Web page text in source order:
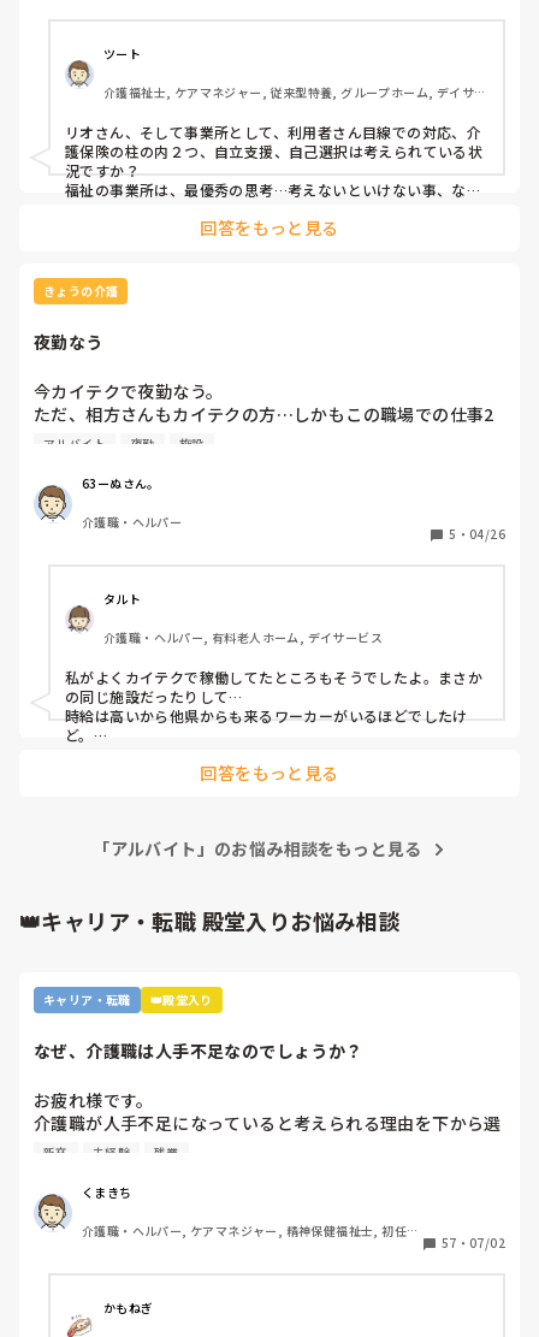
コソコソ帰ってたし、大丈夫かな～って思ってたけど🤪
バイト募集と明け休みが被らんければ普通に休むし
予定ある日は避けてるし🫥🫥
ユニットの人達もそんな思ってるんかな～～
また来とらす  みたいな🫥🫥
逆に体力面を心配してくれるのは有難いし、、
自分的には風呂入れる人数増えるし稼げるし
難しいな～～
ツート
介護福祉士, ケアマネジャー, 従来型特養, グループホーム, デイサー
リオさん、そして事業所として、利用者さん目線での対応、介
護保険の柱の内２つ、自立支援、自己選択は考えられている状
況ですか？
福祉の事業所は、最優秀の思考…考えないといけない事、なん
つまりは、ケアプランに沿ってるか、利用者さんの生活の質を
ます…
回答をもっと見る
きょうの介護
夜勤なう
今カイテクで夜勤なう。
ただ、相方さんもカイテクの方…しかもこの職場での仕事2
回目だと…(　ﾟдﾟ)
ほとんどの方が結構自立されてるんだがだからと言ってスポ
ットバイト2人で夜勤はないやろw
コンビニバイトよりいい加減な人員配置やと思う
普通は片方だけ社員さんやと思うがマジで過去一ヤバい施設
これ役所に通報したら一発アウトちゃうかな？
アルバイト 夜勤 施設
63ーぬさん。
介護職・ヘルパー
5 ・ 04/26
タルト
介護職・ヘルパー, 有料老人ホーム, デイサービス
私がよくカイテクで稼働してたところもそうでしたよ。まさか
の同じ施設だったりして…
時給は高いから他県からも来るワーカーがいるほどでしたけ
ど。
私は短時間勤務で頑張って2ヶ月間稼働しましたが、短時間で
頭数だけは揃っているなら通報しても配置人員は守っていると
回答をもっと見る
「アルバイト」のお悩み相談をもっと見る
👑キャリア・転職 殿堂入りお悩み相談
キャリア・転職 👑殿堂入り
なぜ、介護職は人手不足なのでしょうか？
お疲れ様です。
介護職が人手不足になっていると考えられる理由を下から選
んで下さい
②利用者に叩かれるなど危険があるから。
③他業種に転職できるスキルがつかなさそうだから。
④職場の立地が悪いところが多いから。
⑥施設を作りすぎているから。
⑦時間外労働が多いから。
⑧介護の業界人が綺麗事しか言わないから。
新卒 未経験 残業
くまきち
介護職・ヘルパー, ケアマネジャー, 精神保健福祉士, 初任者
57 ・ 07/02
かもねぎ